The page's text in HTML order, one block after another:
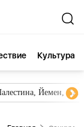
Культура
Йемен,